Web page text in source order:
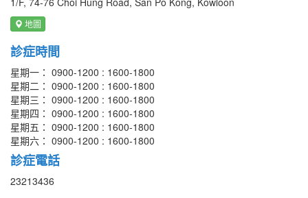
地圖
診症時間
星期一： 0900-1200 : 1600-1800
星期二： 0900-1200 : 1600-1800
星期三： 0900-1200 : 1600-1800
星期四： 0900-1200 : 1600-1800
星期五： 0900-1200 : 1600-1800
星期六： 0900-1200 : 1600-1800
診症電話
23213436